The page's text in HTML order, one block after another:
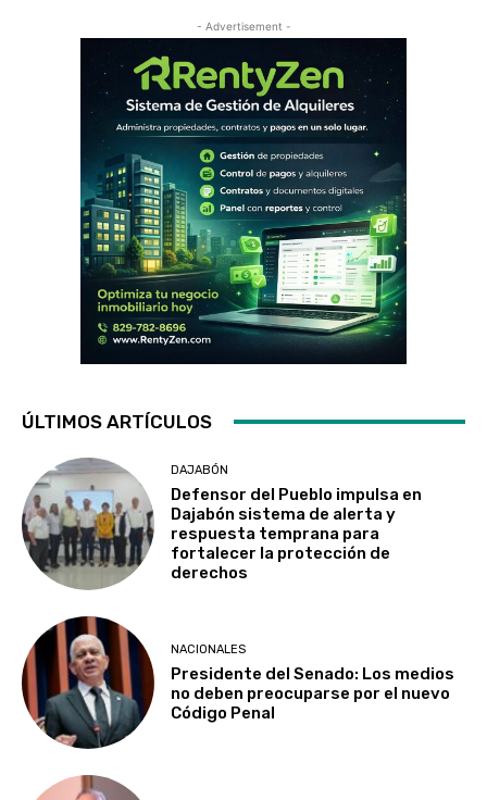
- Advertisement -
ÚLTIMOS ARTÍCULOS
DAJABÓN
Defensor del Pueblo impulsa en
Dajabón sistema de alerta y
respuesta temprana para
fortalecer la protección de
derechos
NACIONALES
Presidente del Senado: Los medios
no deben preocuparse por el nuevo
Código Penal